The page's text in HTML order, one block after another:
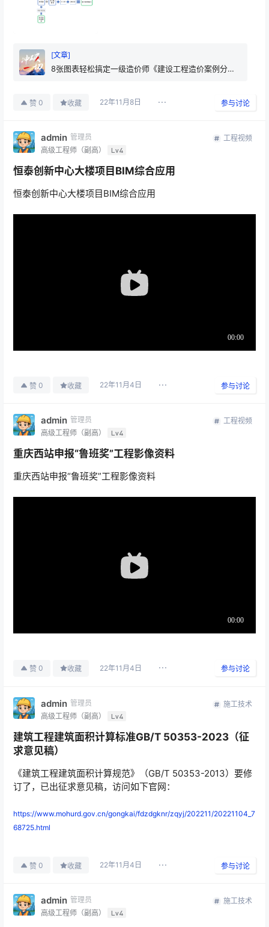
[文章]
8张图表轻松搞定一级造价师《建设工程造价案例分
赞 0 收藏 22年11月8日 参与讨论
admin 管理员
高级工程师（副高）
Lv4
工程视频
恒泰创新中心大楼项目BIM综合应用
恒泰创新中心大楼项目BIM综合应用
赞 0 收藏 22年11月4日 参与讨论
admin 管理员
高级工程师（副高）
Lv4
工程视频
重庆西站申报“鲁班奖”工程影像资料
重庆西站申报“鲁班奖”工程影像资料
赞 0 收藏 22年11月4日 参与讨论
admin 管理员
高级工程师（副高）
Lv4
施工技术
建筑工程建筑面积计算标准GB/T 50353-2023（征
求意见稿）
《建筑工程建筑面积计算规范》（GB/T 50353-2013）要修
订了，已出征求意见稿，访问如下官网：
https://www.mohurd.gov.cn/gongkai/fdzdgknr/zqyj/202211/20221104_7
68725.html
赞 0 收藏 22年11月4日 参与讨论
admin 管理员
高级工程师（副高）
Lv4
施工技术